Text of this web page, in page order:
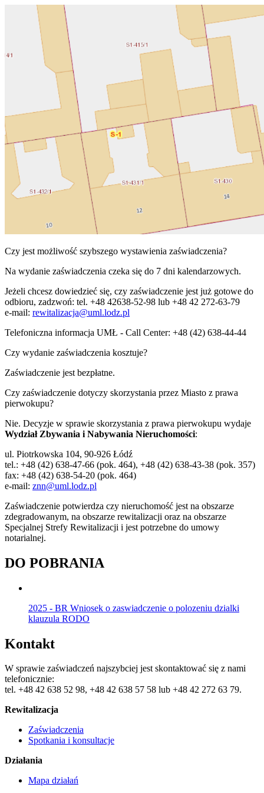
Czy jest możliwość szybszego wystawienia zaświadczenia?
Na wydanie zaświadczenia czeka się do 7 dni kalendarzowych.
Jeżeli chcesz dowiedzieć się, czy zaświadczenie jest już gotowe do
odbioru, zadzwoń: tel. +48 42638-52-98 lub +48 42 272-63-79
e-mail: rewitalizacja@uml.lodz.pl
Telefoniczna informacja UMŁ - Call Center: +48 (42) 638-44-44
Czy wydanie zaświadczenia kosztuje?
Zaświadczenie jest bezpłatne.
Czy zaświadczenie dotyczy skorzystania przez Miasto z prawa
pierwokupu?
Nie. Decyzje w sprawie skorzystania z prawa pierwokupu wydaje
Wydział Zbywania i Nabywania Nieruchomości:
ul. Piotrkowska 104, 90-926 Łódź
tel.: +48 (42) 638-47-66 (pok. 464), +48 (42) 638-43-38 (pok. 357)
fax: +48 (42) 638-54-20 (pok. 464)
e-mail: znn@uml.lodz.pl
Zaświadczenie potwierdza czy nieruchomość jest na obszarze
zdegradowanym, na obszarze rewitalizacji oraz na obszarze
Specjalnej Strefy Rewitalizacji i jest potrzebne do umowy
notarialnej.
DO POBRANIA
2025 - BR Wniosek o zaswiadczenie o polozeniu dzialki
klauzula RODO
Kontakt
W sprawie zaświadczeń najszybciej jest skontaktować się z nami
telefonicznie:
tel. +48 42 638 52 98, +48 42 638 57 58 lub +48 42 272 63 79.
Rewitalizacja
Zaświadczenia
Spotkania i konsultacje
Działania
Mapa działań